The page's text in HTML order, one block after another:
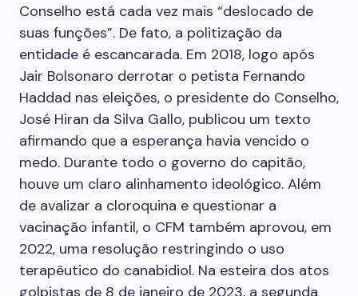
Conselho está cada vez mais “deslocado de
suas funções”. De fato, a politização da
entidade é escancarada. Em 2018, logo após
Jair Bolsonaro derrotar o petista Fernando
Haddad nas eleições, o presidente do Conselho,
José Hiran da Silva Gallo, publicou um texto
afirmando que a esperança havia vencido o
medo. Durante todo o governo do capitão,
houve um claro alinhamento ideológico. Além
de avalizar a cloroquina e questionar a
vacinação infantil, o CFM também aprovou, em
2022, uma resolução restringindo o uso
terapêutico do canabidiol. Na esteira dos atos
golpistas de 8 de janeiro de 2023, a segunda